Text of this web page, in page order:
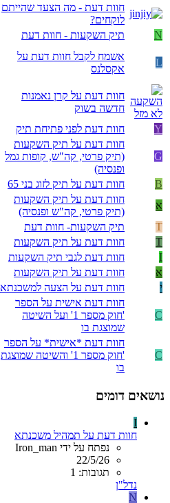
חוות דעת - מה הצעד שהייתם
לוקחים?
N
תיק השקעות - חוות דעת
L
אשמח לקבל חוות דעת על
אקסלנס
חוות דעת על קרן נאמנות
חדשה בשוק
Y חוות דעת לפני פתיחת תיק
G
חוות דעת על תיק השקעות
(תיק פרטי, קה"ש, קופות גמל
ופנסיה)
B חוות דעת על תיק לזוג בני 65
א
חוות דעת על תיק השקעות
(תיק פרטי, קה"ש ופנסיה)
T
תיק השקעות- חוות דעת
T
חוות דעת על תיק השקעות
I
חוות דעת לגבי תיק השקעות
א
חוות דעת על תיק השקעות
י
חוות דעת על הצעה למשכנתא
C
חוות דעת אישית על הספר
'חוק מספר 1' ועל השיטה
שמוצגת בו
C
חוות דעת *אישית* על הספר
'חוק מספר 1' והשיטה שמוצגת
בו
נושאים דומים
I
חוות דעת על תמהיל משכנתא
נפתח על ידי Iron_man
22/5/26
תגובות: 1
נדל"ן
N